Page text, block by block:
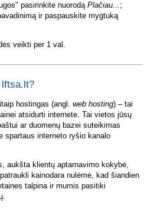
pasirinkite nuorodą Plačiau... ;
ir paspauskite mygtuką
veikti per 1 val.
lftsa.lt?
hostingas (angl. web hosting) – tai
atsidurti internete. Tai vietos jūsų
ar duomenų bazei suteikimas
spartaus interneto ryšio kanalo
aukšta klientų aptarnavimo kokybė,
kainodara nulėmė, kad šiandien
talpina ir mumis pasitiki